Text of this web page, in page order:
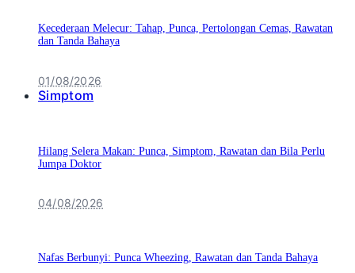
Kecederaan Melecur: Tahap, Punca, Pertolongan Cemas, Rawatan
dan Tanda Bahaya
01/08/2026
Simptom
Hilang Selera Makan: Punca, Simptom, Rawatan dan Bila Perlu
Jumpa Doktor
04/08/2026
Nafas Berbunyi: Punca Wheezing, Rawatan dan Tanda Bahaya